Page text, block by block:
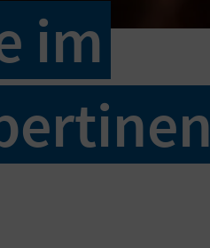
im